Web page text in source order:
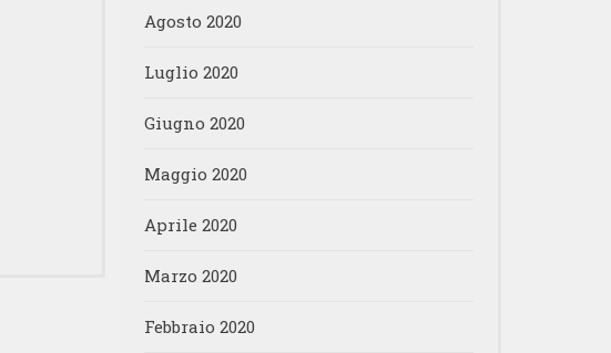
Agosto 2020
Luglio 2020
Giugno 2020
Maggio 2020
Aprile 2020
Marzo 2020
Febbraio 2020